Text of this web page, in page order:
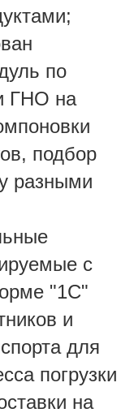
по
ГНО на
подбор
разными
с
"1С"
и
для
погрузки
на